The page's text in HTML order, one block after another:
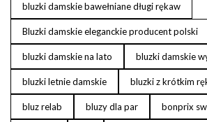
bluzki damskie bawełniane długi rękaw
Bluzki damskie eleganckie producent polski
bluzki damskie na lato bluzki damskie
bluzki letnie damskie bluzki z krótkim
bluz relab bluzy dla par bonprix